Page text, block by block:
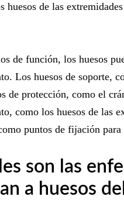
huesos de las
de función, los huesos
Los huesos de soporte,
de protección, como el
como los huesos de las
puntos de fijación para
son las
a huesos